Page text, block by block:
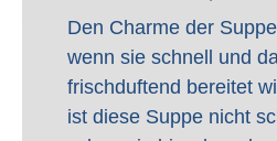
Den Charme der
wenn sie schnell und
frischduftend bereitet
ist diese Suppe nicht